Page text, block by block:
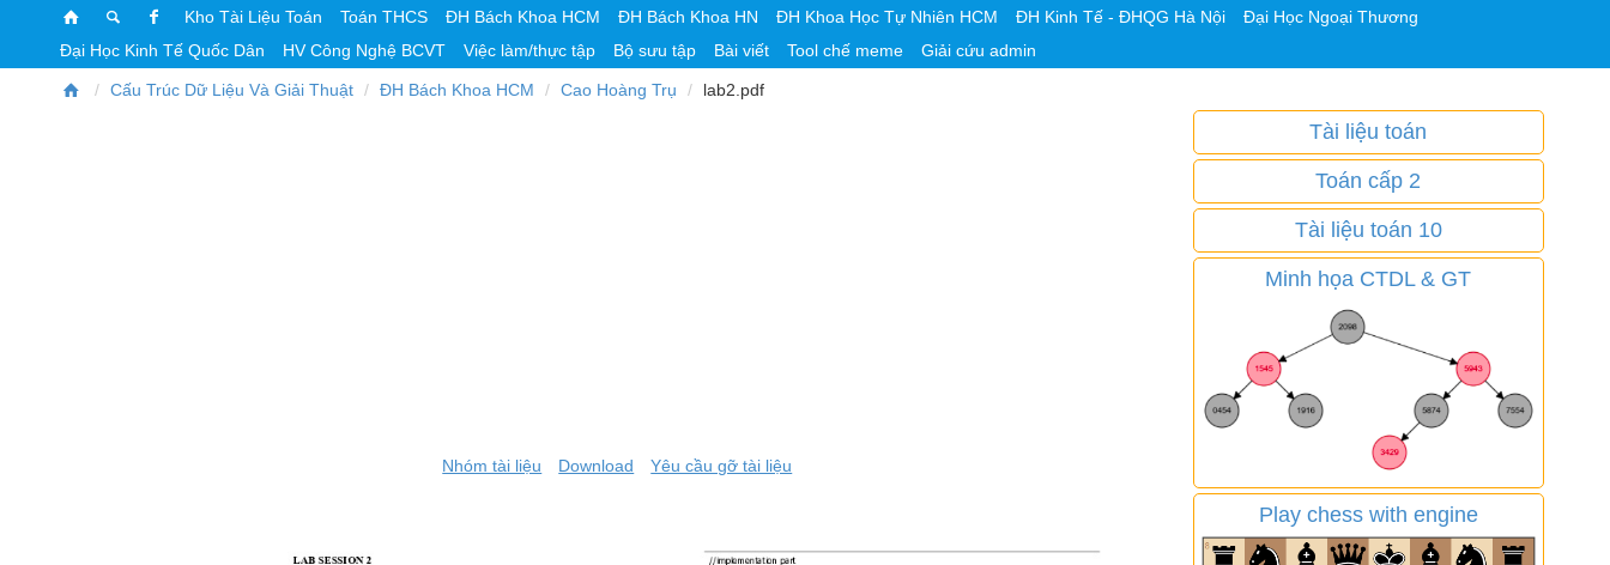
Kho Tài Liệu Toán Toán THCS ĐH Bách Khoa HCM ĐH Bách Khoa HN ĐH Khoa Học Tự Nhiên HCM ĐH Kinh Tế - ĐHQG Hà Nội
Đại Học Ngoại Thương
Đại Học Kinh Tế Quốc Dân
HV Công Nghệ BCVT Việc làm/thực tập Bộ sưu tập Bài viết Tool chế meme Giải cứu admin
Cấu Trúc Dữ Liệu Và Giải Thuật ĐH Bách Khoa HCM Cao Hoàng Trụ lab2.pdf
Nhóm tài liệu Download Yêu cầu gỡ tài liệu
Tài liệu toán
Toán cấp 2
Tài liệu toán 10
Minh họa CTDL & GT
Play chess with engine